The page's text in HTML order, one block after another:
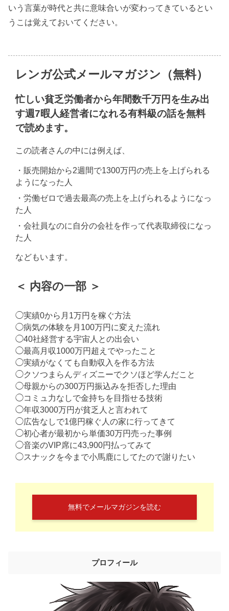
いう言葉が時代と共に意味合いが変わってきているとい
うこは覚えておいてください。
レンガ公式メールマガジン（無料）
忙しい貧乏労働者から年間数千万円を生み出
す週7暇人経営者になれる有料級の話を無料
で読めます。
この読者さんの中には例えば、
・販売開始から2週間で1300万円の売上を上げられる
ようになった人
・労働ゼロで過去最高の売上を上げられるようになっ
た人
・会社員なのに自分の会社を作って代表取締役になっ
た人
などもいます。
＜ 内容の一部 ＞
◯実績0から月1万円を稼ぐ方法
◯病気の体験を月100万円に変えた流れ
◯40社経営する宇宙人との出会い
◯最高月収1000万円超えでやったこと
◯実績がなくても自動収入を作る方法
◯クソつまらんディズニーでクソほど学んだこと
◯母親からの300万円振込みを拒否した理由
◯コミュ力なしで金持ちを目指せる技術
◯年収3000万円が貧乏人と言われて
◯広告なしで1億円稼ぐ人の家に行ってきて
◯初心者が最初から単価30万円売った事例
◯音楽のVIP席に43,900円払ってみて
◯スナックを今まで小馬鹿にしてたので謝りたい
無料でメールマガジンを読む
プロフィール